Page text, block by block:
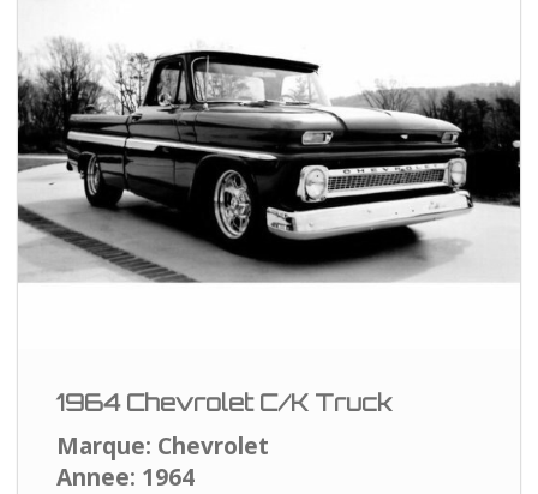
1964 Chevrolet C/K Truck
Marque: Chevrolet
Annee: 1964